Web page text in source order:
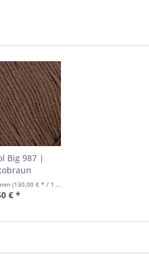
Big 987 |
(130,00 € * / 1 Kilogramm)
€ *